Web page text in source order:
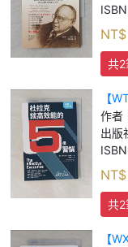
ISBN
NT$
共2
【
作者
出版
ISBN
NT$
共2
【